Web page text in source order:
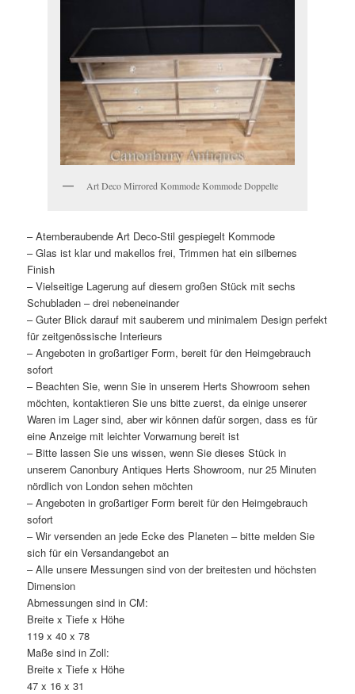
Art Deco Mirrored Kommode Kommode Doppelte
– Atemberaubende Art Deco-Stil gespiegelt Kommode
– Glas ist klar und makellos frei, Trimmen hat ein silbernes
Finish
– Vielseitige Lagerung auf diesem großen Stück mit sechs
Schubladen – drei nebeneinander
– Guter Blick darauf mit sauberem und minimalem Design perfekt
für zeitgenössische Interieurs
– Angeboten in großartiger Form, bereit für den Heimgebrauch
sofort
– Beachten Sie, wenn Sie in unserem Herts Showroom sehen
möchten, kontaktieren Sie uns bitte zuerst, da einige unserer
Waren im Lager sind, aber wir können dafür sorgen, dass es für
eine Anzeige mit leichter Vorwarnung bereit ist
– Bitte lassen Sie uns wissen, wenn Sie dieses Stück in
unserem Canonbury Antiques Herts Showroom, nur 25 Minuten
nördlich von London sehen möchten
– Angeboten in großartiger Form bereit für den Heimgebrauch
sofort
– Wir versenden an jede Ecke des Planeten – bitte melden Sie
sich für ein Versandangebot an
– Alle unsere Messungen sind von der breitesten und höchsten
Dimension
Abmessungen sind in CM:
Breite x Tiefe x Höhe
119 x 40 x 78
Maße sind in Zoll:
Breite x Tiefe x Höhe
47 x 16 x 31